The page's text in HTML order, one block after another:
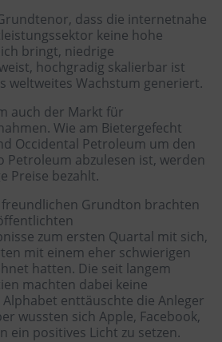
dass die internetnahe
keine hohe
bringt, niedrige
hochgradig skalierbar ist
weltweites Wachstum generiert.
auch der Markt für
Wie am Bietergefecht
Occidental Petroleum um den
abzulesen ist, werden
Preise bezahlt.
Grundton brachten
zum ersten Quartal mit sich,
mit einem eher schwierigen
hatten. Die seit langem
machten dabei keine
enttäuschte die Anleger
wussten sich Apple, Facebook,
ein positives Licht zu setzen.